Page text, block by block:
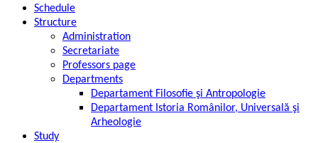
Schedule
Structure
Administration
Secretariate
Professors page
Departments
Departament Filosofie şi Antropologie
Departament Istoria Românilor, Universală şi
Arheologie
Study